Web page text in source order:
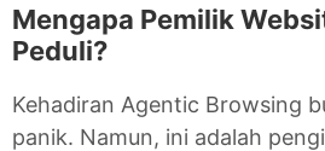
Mengapa Pemilik
Peduli?
Kehadiran Agentic Browsing
panik. Namun, ini adalah